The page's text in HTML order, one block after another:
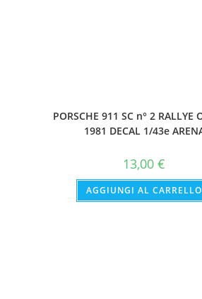
PORSCHE 911 SC n° 2 RALLYE
1981 DECAL 1/43e
13,00€
AGGIUNGI AL CARRELLO